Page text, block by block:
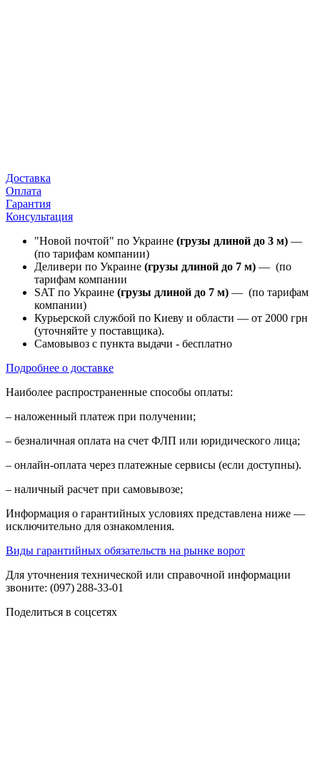
Доставка
Оплата
Гарантия
Консультация
"Новой почтой" по Украине (грузы длиной до 3 м) —
(по тарифам компании)
Деливери по Украине (грузы длиной до 7 м) — (по
тарифам компании
SAT по Украине (грузы длиной до 7 м) — (по тарифам
компании)
Курьерской службой по Киеву и области — от 2000 грн
(уточняйте у поставщика).
Самовывоз с пункта выдачи - бесплатно
Подробнее о доставке
Наиболее распространенные способы оплаты:
– наложенный платеж при получении;
– безналичная оплата на счет ФЛП или юридического лица;
– онлайн-оплата через платежные сервисы (если доступны).
– наличный расчет при самовывозе;
Информация о гарантийных условиях представлена ниже —
исключительно для ознакомления.
Виды гарантийных обязательств на рынке ворот
Для уточнения технической или справочной информации
звоните: (097) 288‑33‑01
Поделиться в соцсетях